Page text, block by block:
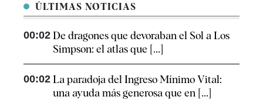
ÚLTIMAS NOTICIAS
00:02 De dragones que devoraban el Sol a Los
Simpson: el atlas que [...]
00:02 La paradoja del Ingreso Mínimo Vital:
una ayuda más generosa que en [...]